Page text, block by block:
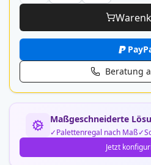
Beratung
Maßgeschneiderte
Palettenregal nach Maß
Jetzt